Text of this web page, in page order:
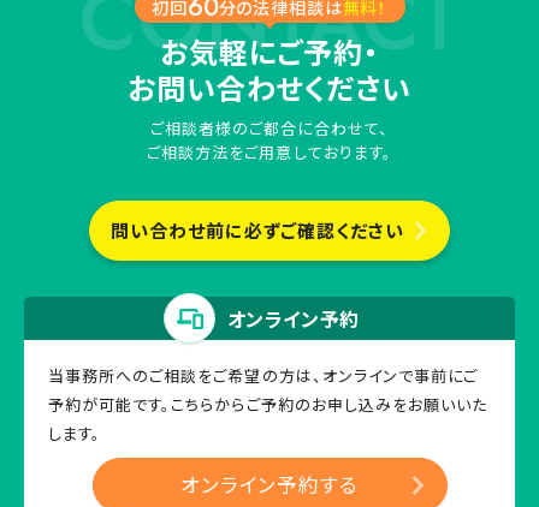
初回 分の法律相談は無料！
お気軽にご予約・
お問い合わせください
ご相談者様のご都合に合わせて、
ご相談方法をご用意しております。
問い合わせ前に必ずご確認ください
オンライン予約
当事務所へのご相談をご希望の方は、オンラインで事前にご
予約が可能です。 こちらからご予約のお申し込みをお願いいた
します。
オンライン予約する